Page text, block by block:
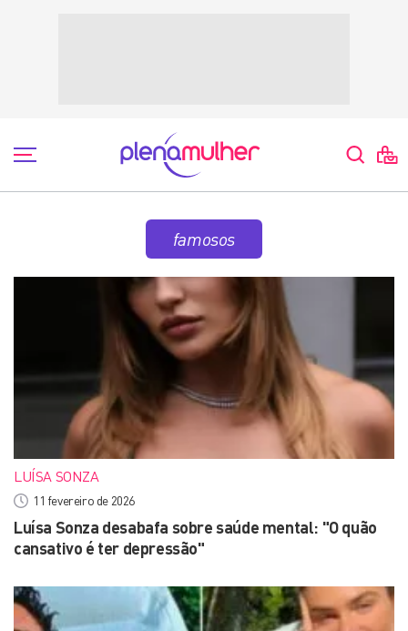
famosos
LUÍSA SONZA
11 fevereiro de 2026
Luísa Sonza desabafa sobre saúde mental: "O quão
cansativo é ter depressão"